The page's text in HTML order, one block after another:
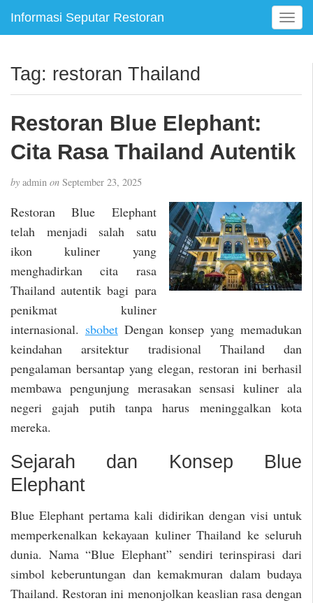
Informasi Seputar Restoran
T
o
e
v
i
t
i
o
n
Tag: restoran Thailand
Restoran Blue Elephant:
Cita Rasa Thailand Autentik
by admin on September 23, 2025
Restoran Blue Elephant
telah menjadi salah satu
ikon kuliner yang
menghadirkan cita rasa
Thailand autentik bagi para
penikmat kuliner
internasional. sbobetDengan konsep yang memadukan
keindahan arsitektur tradisional Thailand dan
pengalaman bersantap yang elegan, restoran ini berhasil
membawa pengunjung merasakan sensasi kuliner ala
negeri gajah putih tanpa harus meninggalkan kota
mereka.
Sejarah dan Konsep Blue
Elephant
Blue Elephant pertama kali didirikan dengan visi untuk
memperkenalkan kekayaan kuliner Thailand ke seluruh
dunia. Nama “Blue Elephant” sendiri terinspirasi dari
simbol keberuntungan dan kemakmuran dalam budaya
Thailand. Restoran ini menonjolkan keaslian rasa dengan